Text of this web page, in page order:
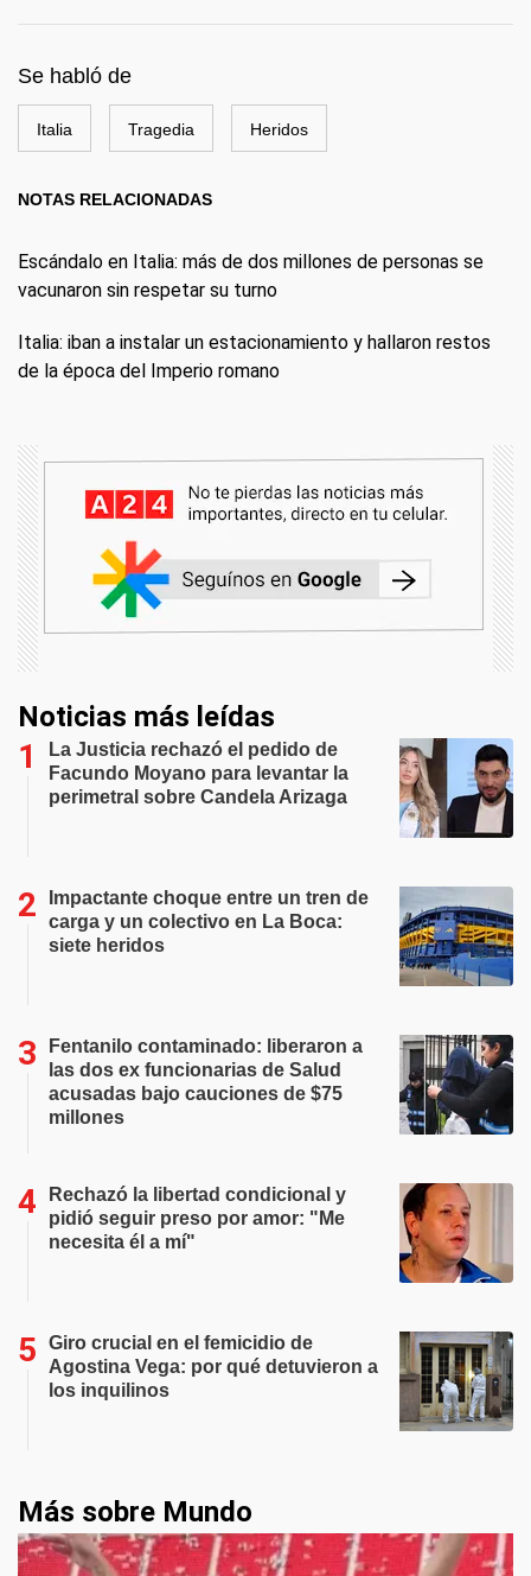
Se habló de
Italia Tragedia Heridos
NOTAS RELACIONADAS
Escándalo en Italia: más de dos millones de personas se
vacunaron sin respetar su turno
Italia: iban a instalar un estacionamiento y hallaron restos
de la época del Imperio romano
Noticias más leídas
La Justicia rechazó el pedido de
Facundo Moyano para levantar la
perimetral sobre Candela Arizaga
Impactante choque entre un tren de
carga y un colectivo en La Boca:
siete heridos
Fentanilo contaminado: liberaron a
las dos ex funcionarias de Salud
acusadas bajo cauciones de $75
millones
Rechazó la libertad condicional y
pidió seguir preso por amor: "Me
necesita él a mí"
Giro crucial en el femicidio de
Agostina Vega: por qué detuvieron a
los inquilinos
Más sobre Mundo